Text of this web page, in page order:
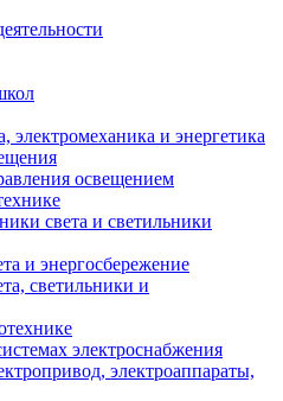
электромеханика и энергетика
освещением
света и светильники
и энергосбережение
светильники и
электроснабжения
электроаппараты,